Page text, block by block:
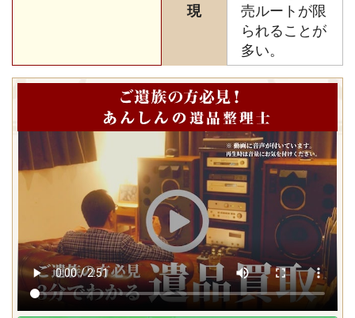
現
売ルートが限
られることが
多い。